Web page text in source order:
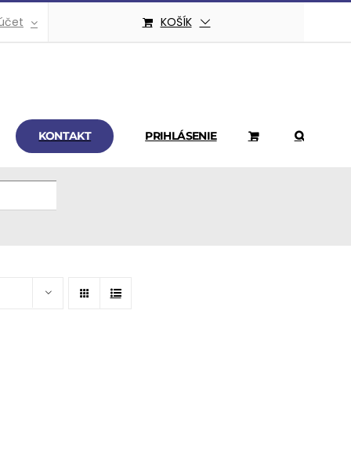
KOŠÍK
KONTAKT PRIHLÁSENIE